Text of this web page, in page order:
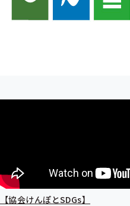
【協会けんぽとSDGs】